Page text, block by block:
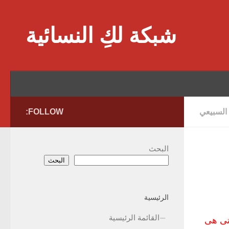
شبكة لكِ النسائية
السبيعي
هى
FOLLOW:
البحث
البحث
الرئيسية
القائمة الرئيسية